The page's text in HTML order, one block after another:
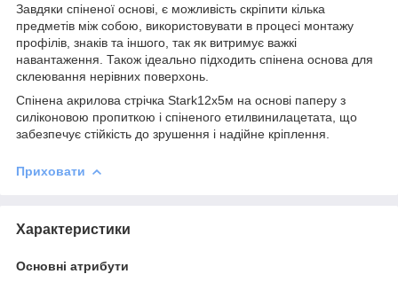
Завдяки спіненої основі, є можливість скріпити кілька
предметів між собою, використовувати в процесі монтажу
профілів, знаків та іншого, так як витримує важкі
навантаження. Також ідеально підходить спінена основа для
склеювання нерівних поверхонь.
Спінена акрилова стрічка Stark12х5м на основі паперу з
силіконовою пропиткою і спіненого етилвинилацетата, що
забезпечує стійкість до зрушення і надійне кріплення.
Приховати
Характеристики
Основні атрибути